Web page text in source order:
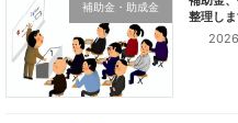
補助金・助成金